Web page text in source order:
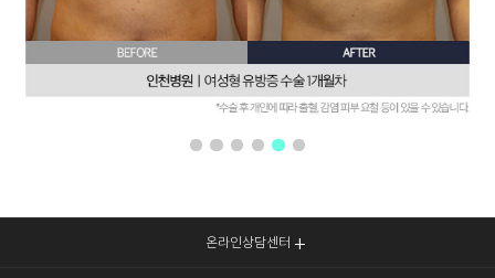
온라인상담센터